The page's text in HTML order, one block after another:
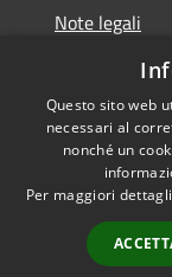
Note legali
Accessibilità
Questo sito web
necessari al
nonché un
Per maggiori